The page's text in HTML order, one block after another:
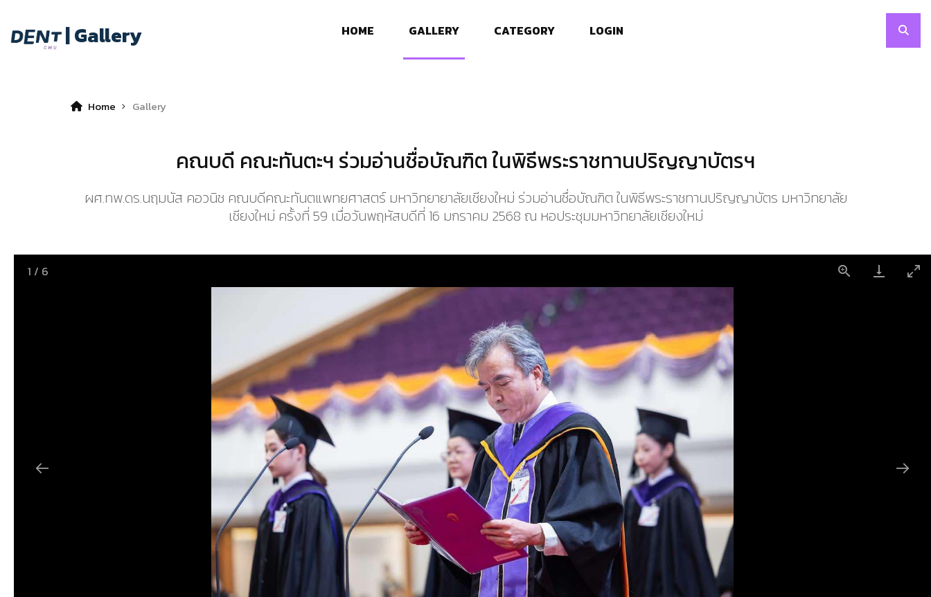
| Gallery HOME GALLERY CATEGORY LOGIN
Home Gallery
คณบดี คณะทันตะฯ ร่วมอ่านชื่อบัณฑิต ในพิธีพระราชทานปริญญาบัตรฯ
ผศ.ทพ.ดร.นฤมนัส คอวนิช คณบดีคณะทันตแพทยศาสตร์ มหาวิทยายาลัยเชียงใหม่ ร่วมอ่านชื่อบัณฑิต ในพิธีพระราชทานปริญญาบัตร มหาวิทยาลัย
เชียงใหม่ ครั้งที่ 59 เมื่อวันพฤหัสบดีที่ 16 มกราคม 2568 ณ หอประชุมมหาวิทยาลัยเชียงใหม่
1 / 6